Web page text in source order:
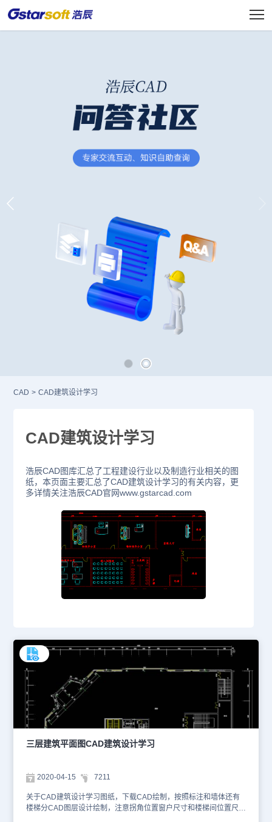
CAD > CAD建筑设计学习
CAD建筑设计学习
浩辰CAD图库汇总了工程建设行业以及制造行业相关的图
纸，本页面主要汇总了CAD建筑设计学习的有关内容，更
多详情关注浩辰CAD官网www.gstarcad.com
三层建筑平面图CAD建筑设计学习
2020-04-15 7211
关于CAD建筑设计学习图纸，下载CAD绘制，按照标注和墙体还有
楼梯分CAD图层设计绘制，注意拐角位置窗户尺寸和楼梯间位置尺